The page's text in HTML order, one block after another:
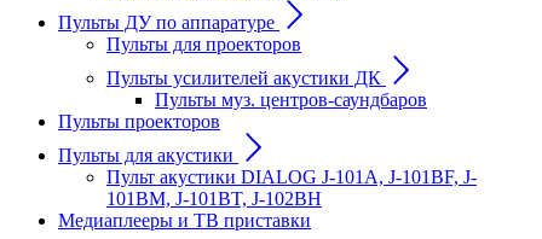
Пульты ДУ по аппаратуре
Пульты для проекторов
Пульты усилителей акустики ДК
Пульты муз. центров-саундбаров
Пульты проекторов
Пульты для акустики
Пульт акустики DIALOG J-101A, J-101BF, J-
101BM, J-101BT, J-102BH
Медиаплееры и ТВ приставки